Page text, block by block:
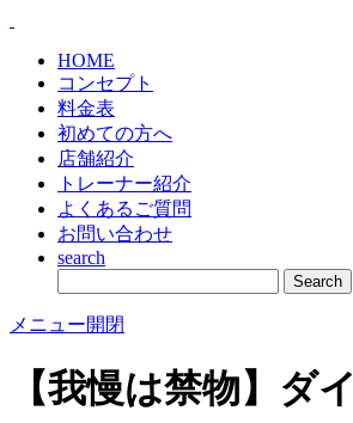
HOME
コンセプト
料金表
初めての方へ
店舗紹介
トレーナー紹介
よくあるご質問
お問い合わせ
search
メニュー開閉
【我慢は禁物】ダ